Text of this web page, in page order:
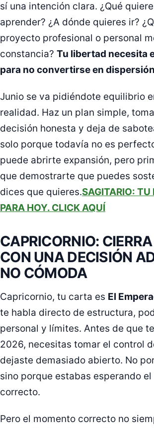
sí una intención clara. ¿Qué
aprender? ¿A dónde quieres ir?
proyecto profesional o personal
constancia? Tu libertad necesita
para no convertirse en dispersión
Junio se va pidiéndote equilibrio
realidad. Haz un plan simple,
decisión honesta y deja de
solo porque todavía no es
puede abrirte expansión, pero
que demostrarte que puedes
dices que quieres.SAGITARIO: TU
PARA HOY. CLICK AQUÍ
CAPRICORNIO:
CON UNA DECISIÓN
NO CÓMODA
Capricornio, tu carta es El
te habla directo de estructura,
personal y límites. Antes de que
2026, necesitas tomar el control
dejaste demasiado abierto. No
sino porque estabas esperando
correcto.
Pero el momento correcto no